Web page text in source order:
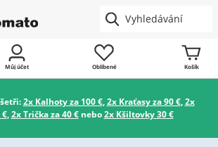
Můj účet Oblíbené Košík
2x Kalhoty za 100 €,2x Kraťasy za 90 €,2x
,2x Trička za 40 €nebo2x Kšiltovky 30 €